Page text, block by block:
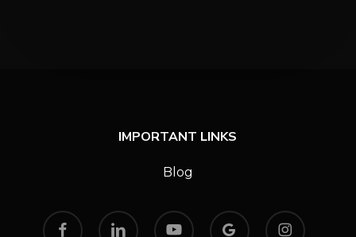
IMPORTANT LINKS
Blog
facebook linkedin youtube
google-
instagram